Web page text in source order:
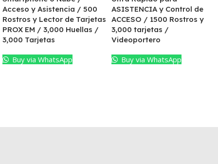
Acceso y Asistencia / 500
Rostros y Lector de Tarjetas
PROX EM / 3,000 Huellas /
3,000 Tarjetas
Buy via WhatsApp
ASISTENCIA y Control de
ACCESO / 1500 Rostros y
3,000 tarjetas /
Videoportero
Buy via WhatsApp